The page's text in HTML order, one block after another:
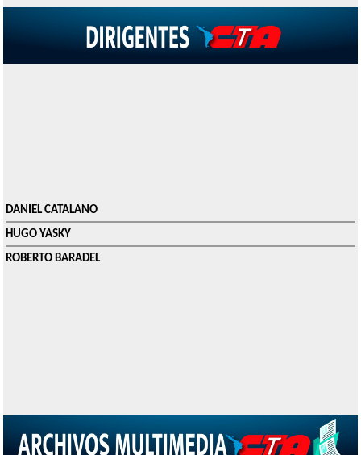
DANIEL CATALANO
HUGO YASKY
ROBERTO BARADEL